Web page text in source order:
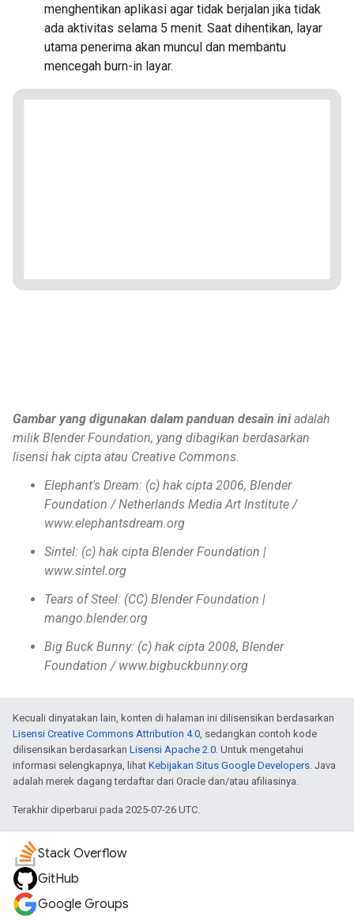
menghentikan aplikasi agar tidak berjalan jika tidak
ada aktivitas selama 5 menit. Saat dihentikan, layar
utama penerima akan muncul dan membantu
mencegah burn-in layar.
Gambar yang digunakan dalam panduan desain ini adalah
milik Blender Foundation, yang dibagikan berdasarkan
lisensi hak cipta atau Creative Commons.
Elephant's Dream: (c) hak cipta 2006, Blender
Foundation / Netherlands Media Art Institute /
www.elephantsdream.org
Sintel: (c) hak cipta Blender Foundation |
www.sintel.org
Tears of Steel: (CC) Blender Foundation |
mango.blender.org
Big Buck Bunny: (c) hak cipta 2008, Blender
Foundation / www.bigbuckbunny.org
Kecuali dinyatakan lain, konten di halaman ini dilisensikan berdasarkan
Lisensi Creative Commons Attribution 4.0, sedangkan contoh kode
dilisensikan berdasarkan Lisensi Apache 2.0. Untuk mengetahui
informasi selengkapnya, lihat Kebijakan Situs Google Developers. Java
adalah merek dagang terdaftar dari Oracle dan/atau afiliasinya.
Terakhir diperbarui pada 2025-07-26 UTC.
Stack Overflow
GitHub
Google Groups